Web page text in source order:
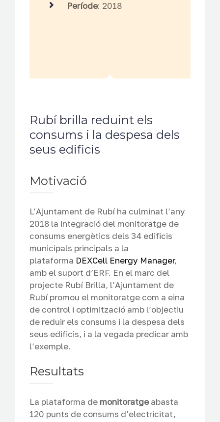
Període: 2018
Rubí brilla reduint els
consums i la despesa dels
seus edificis
Motivació
L’Ajuntament de Rubí ha culminat l’any
2018 la integració del monitoratge de
consums energètics dels 34 edificis
municipals principals a la
plataforma DEXCell Energy Manager,
amb el suport d’ERF. En el marc del
projecte Rubí Brilla, l’Ajuntament de
Rubí promou el monitoratge com a eina
de control i optimització amb l’objectiu
de reduir els consums i la despesa dels
seus edificis, i a la vegada predicar amb
l’exemple.
Resultats
La plataforma de monitoratgeabasta
120 punts de consums d’electricitat,